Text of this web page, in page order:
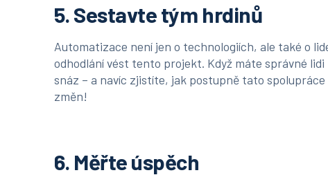
5. Sestavte tým hrdinů
Automatizace není jen o technologiích, ale také o
odhodlání vést tento projekt. Když máte správné
snáz – a navíc zjistíte, jak postupně tato
změn!
6. Měřte úspěch